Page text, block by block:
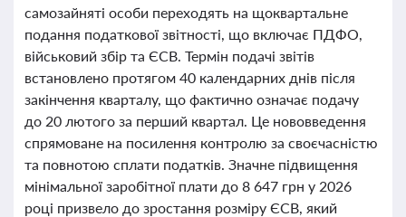
самозайняті особи переходять на щоквартальне
подання податкової звітності, що включає ПДФО,
військовий збір та ЄСВ. Термін подачі звітів
встановлено протягом 40 календарних днів після
закінчення кварталу, що фактично означає подачу
до 20 лютого за перший квартал. Це нововведення
спрямоване на посилення контролю за своєчасністю
та повнотою сплати податків. Значне підвищення
мінімальної заробітної плати до 8 647 грн у 2026
році призвело до зростання розміру ЄСВ, який